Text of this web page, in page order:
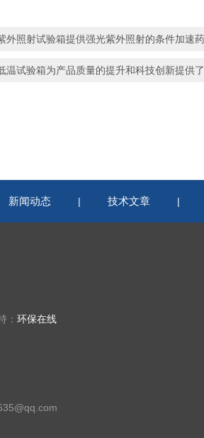
外照射试验箱提供强光紫外照射的条件加速
温试验箱为产品质量的提升和科技创新提供
新闻动态 | 技术文章 |
： 环保在线